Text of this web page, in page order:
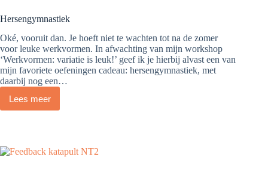
Hersengymnastiek
Oké, vooruit dan. Je hoeft niet te wachten tot na de zomer
voor leuke werkvormen. In afwachting van mijn workshop
‘Werkvormen: variatie is leuk!’ geef ik je hierbij alvast een van
mijn favoriete oefeningen cadeau: hersengymnastiek, met
daarbij nog een…
Lees meerHersengymnastiek